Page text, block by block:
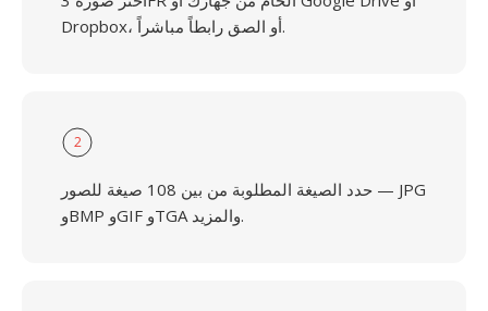
Dropbox، أو الصق رابطاً مباشراً.
2
حدد الصيغة المطلوبة من بين 108 صيغة للصور — JPG
وBMP وGIF وTGA والمزيد.